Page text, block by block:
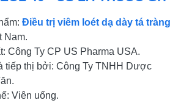
Điều trị viêm loét dạ dày tá tràng
Nam.
Công Ty CP US Pharma USA.
tiếp thị bởi: Công Ty TNHH Dược
Viên uống.